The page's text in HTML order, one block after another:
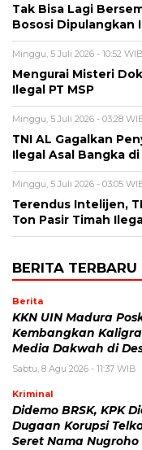
Tak Bisa Lagi
Bososi Dipulangkan
Minggu, 5 Juli 2026 - 10:52 WIB
Mengurai Misteri
Ilegal PT MSP
Minggu, 5 Juli 2026 - 03:28
TNI AL Gagalkan
Ilegal Asal Bangka
Minggu, 5 Juli 2026 - 03:05
Terendus Intelijen,
Ton Pasir Timah
BERITA TERBARU
Berita
KKN UIN Madura
Kembangkan
Media Dakwah di
Sabtu, 8 Agu 2026 - 11:37 WIB
Kriminal
Didemo BRSK, KPK
Dugaan Korupsi
Seret Nama Nugroho